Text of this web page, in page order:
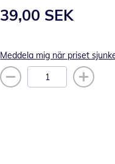
39,00 SEK
Meddela mig när priset